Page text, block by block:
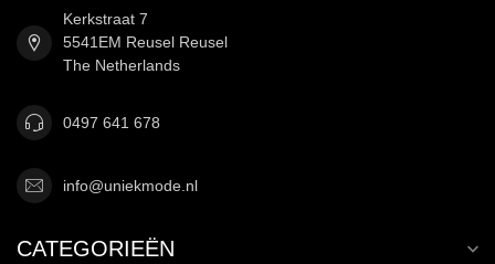
Kerkstraat 7
5541EM Reusel Reusel
The Netherlands
0497 641 678
info@uniekmode.nl
CATEGORIEËN